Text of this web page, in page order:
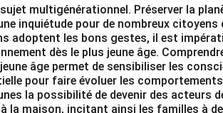
réduire consommation, énergie)
parmi les élèves rejoignent son
volontaires, élèves, devenir, conscient)
la protection de l'environnement, une
multigénérationnel. Préserver la
inquiétude pour de nombreux citoyens
adoptent les bons gestes, il est
dès le plus jeune âge.
âge permet de sensibiliser les
pour faire évoluer les
la possibilité de devenir des acteurs
la maison, incitant ainsi les familles à